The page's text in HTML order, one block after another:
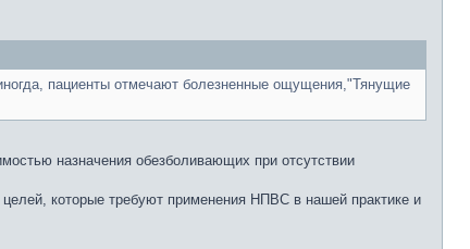
пациенты отмечают болезненные ощущения,"Тянущие
назначения обезболивающих при отсутствии
которые требуют применения НПВС в нашей практике и